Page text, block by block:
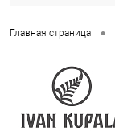
Главная страница •